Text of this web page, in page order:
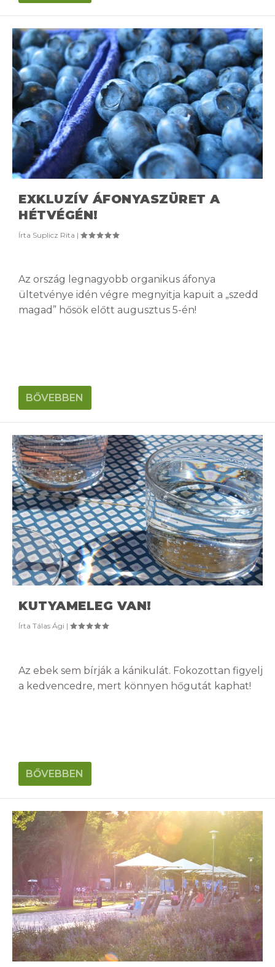
EXKLUZÍV ÁFONYASZÜRET A
HÉTVÉGÉN!
Írta Suplicz Rita |
Az ország legnagyobb organikus áfonya
ültetvénye idén végre megnyitja kapuit a „szedd
magad” hősök előtt augusztus 5-én!
BŐVEBBEN
KUTYAMELEG VAN!
Írta Tálas Ági |
Az ebek sem bírják a kánikulát. Fokozottan figyelj
a kedvencedre, mert könnyen hőgutát kaphat!
BŐVEBBEN